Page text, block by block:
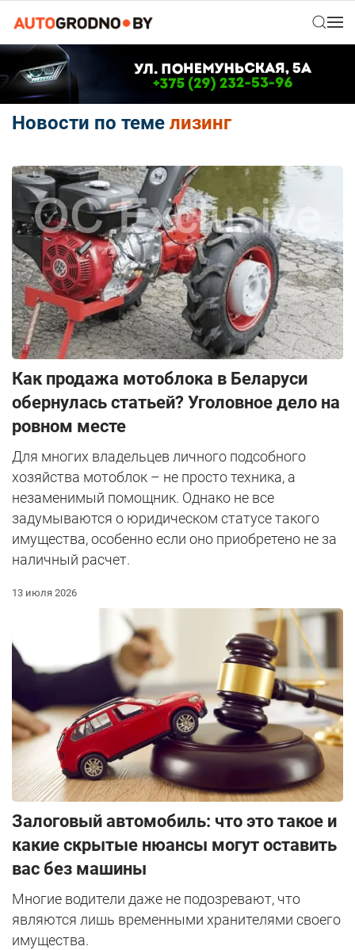
Новости по теме лизинг
Как продажа мотоблока в Беларуси
обернулась статьей? Уголовное дело на
ровном месте
Для многих владельцев личного подсобного
хозяйства мотоблок – не просто техника, а
незаменимый помощник. Однако не все
задумываются о юридическом статусе такого
имущества, особенно если оно приобретено не за
наличный расчет.
13 июля 2026
Залоговый автомобиль: что это такое и
какие скрытые нюансы могут оставить
вас без машины
Многие водители даже не подозревают, что
являются лишь временными хранителями своего
имущества.